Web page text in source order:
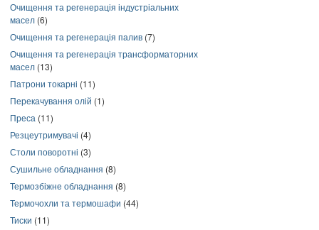
Очищення та регенерація індустріальних
масел (6)
Очищення та регенерація палив (7)
Очищення та регенерація трансформаторних
масел (13)
Патрони токарні (11)
Перекачування олій (1)
Преса (11)
Резцеутримувачі (4)
Столи поворотні (3)
Сушильне обладнання (8)
Термозбіжне обладнання (8)
Термочохли та термошафи (44)
Тиски (11)